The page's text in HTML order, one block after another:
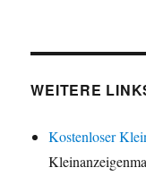
WEITERE
Kostenloser